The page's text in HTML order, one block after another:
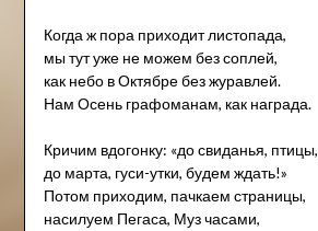
Когда ж пора приходит листопада,
мы тут уже не можем без соплей,
как небо в Октябре без журавлей.
Нам Осень графоманам, как награда.
Кричим вдогонку: «до свиданья, птицы,
до марта, гуси-утки, будем ждать!»
Потом приходим, пачкаем страницы,
насилуем Пегаса, Муз часами,